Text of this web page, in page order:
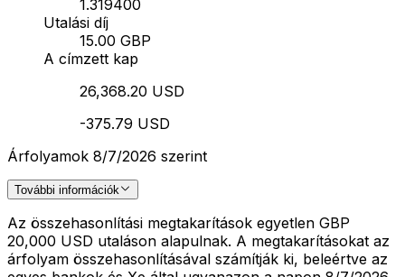
1.319400
Utalási díj
15.00 GBP
A címzett kap
26,368.20 USD
-375.79 USD
Árfolyamok 8/7/2026 szerint
További információk
Az összehasonlítási megtakarítások egyetlen GBP
20,000 USD utaláson alapulnak. A megtakarításokat az
árfolyam összehasonlításával számítják ki, beleértve az